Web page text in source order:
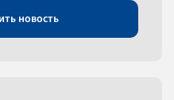
новость